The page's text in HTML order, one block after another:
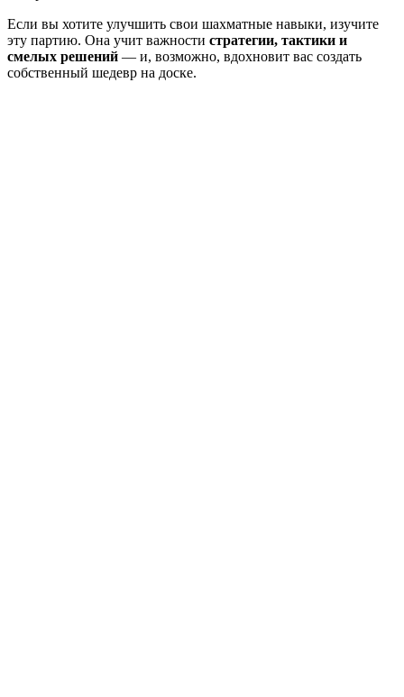
Если вы хотите улучшить свои шахматные навыки, изучите
эту партию. Она учит важности стратегии, тактики и
смелых решений — и, возможно, вдохновит вас создать
собственный шедевр на доске.